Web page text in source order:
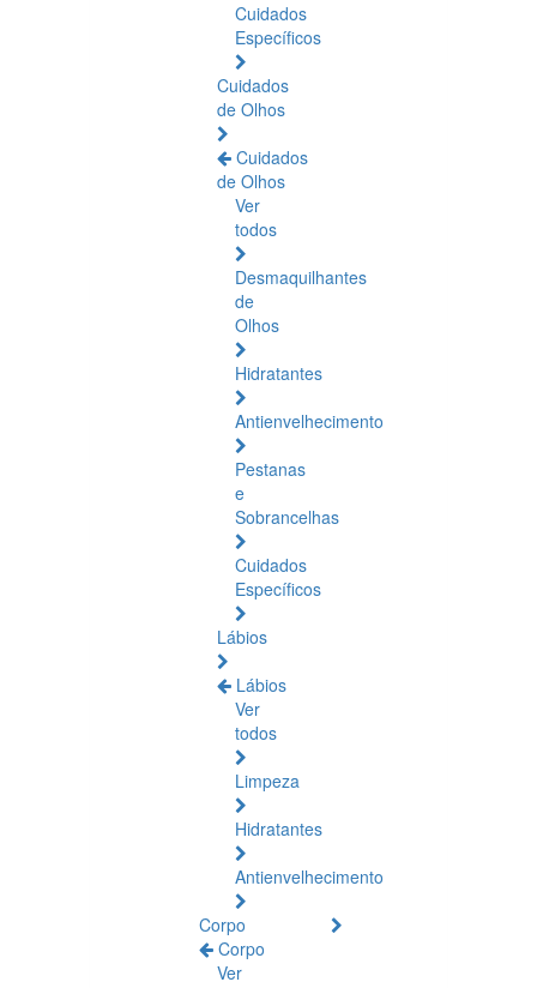
Cuidados
Específicos
Cuidados
de Olhos
Cuidados
de Olhos
Ver
todos
Desmaquilhantes
de
Olhos
Hidratantes
Antienvelhecimento
Pestanas
e
Sobrancelhas
Cuidados
Específicos
Lábios
Lábios
Ver
todos
Limpeza
Hidratantes
Antienvelhecimento
Corpo
Corpo
Ver